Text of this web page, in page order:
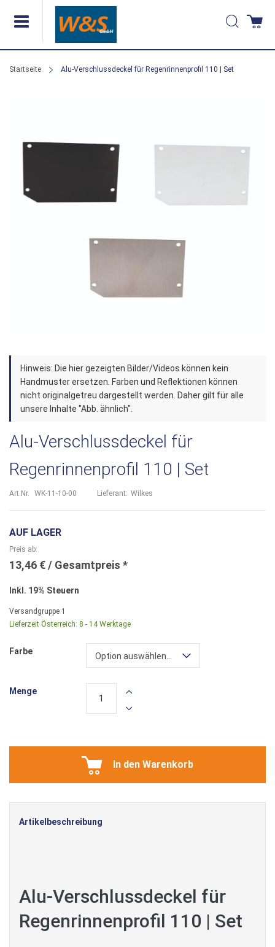
Inhalt
Suche
Startseite Alu-Verschlussdeckel für Regenrinnenprofil 110 | Set
Bildergalerie
springen
Zum
Anfang
der
Bildergalerie
Hinweis: Die hier gezeigten Bilder/Videos können kein
Handmuster ersetzen. Farben und Reflektionen können
nicht originalgetreu dargestellt werden. Daher gilt für alle
unsere Inhalte "Abb. ähnlich".
Alu-Verschlussdeckel für
Regenrinnenprofil 110 | Set
Art.Nr. WK-11-10-00 Lieferant: Wilkes
AUF LAGER
Preis ab
13,46 €
Inkl. 19% Steuern
Versandgruppe 1
Lieferzeit Österreich: 8 - 14 Werktage
Farbe Option auswählen...
Menge
In den Warenkorb
Artikelbeschreibung
Alu-Verschlussdeckel für
Regenrinnenprofil 110 | Set